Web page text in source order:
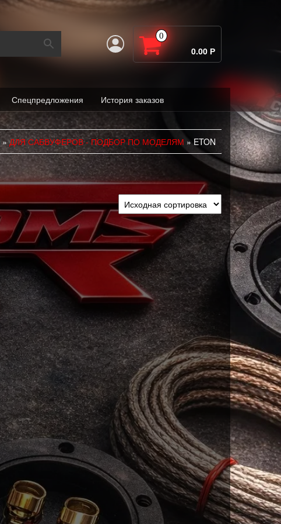
0
0.00 Р
Спецпредложения История заказов
»ДЛЯ САБВУФЕРОВ - ПОДБОР ПО МОДЕЛЯМ » ETON